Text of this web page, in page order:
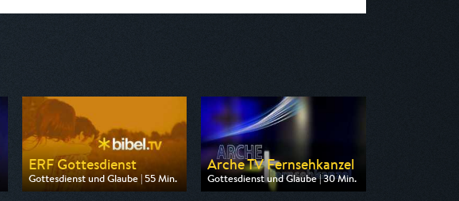
ERF Gottesdienst
Gottesdienst und Glaube | 55 Min.
Ausgestrahlt von Bibel TV
Arche TV Fernsehkanzel
Gottesdienst und Glaube | 30 Min.
Ausgestrahlt von Anixe Plus